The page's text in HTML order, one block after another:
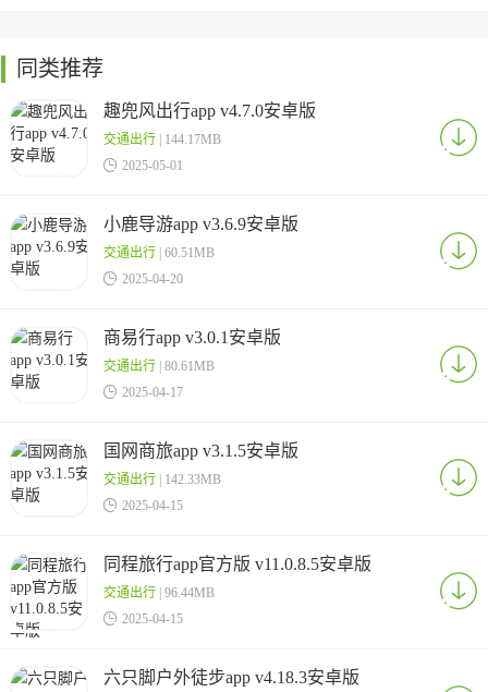
同类推荐
趣兜风出行app v4.7.0安卓版
交通出行| 144.17MB
 2025-05-01
小鹿导游app v3.6.9安卓版
交通出行| 60.51MB
 2025-04-20
商易行app v3.0.1安卓版
交通出行| 80.61MB
 2025-04-17
国网商旅app v3.1.5安卓版
交通出行| 142.33MB
 2025-04-15
同程旅行app官方版 v11.0.8.5安卓版
交通出行| 96.44MB
 2025-04-15
六只脚户外徒步app v4.18.3安卓版